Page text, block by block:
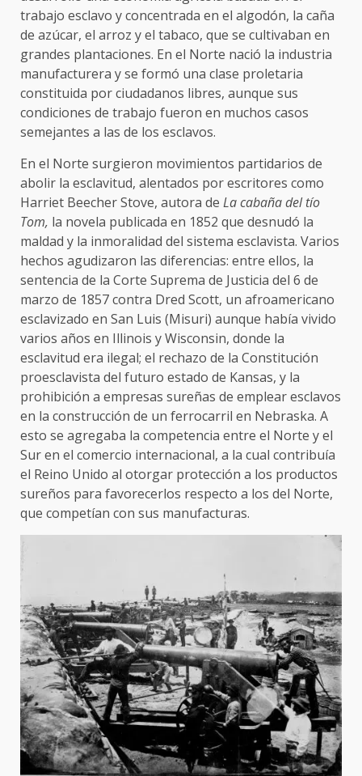
trabajo esclavo y concentrada en el algodón, la caña
de azúcar, el arroz y el tabaco, que se cultivaban en
grandes plantaciones. En el Norte nació la industria
manufacturera y se formó una clase proletaria
constituida por ciudadanos libres, aunque sus
condiciones de trabajo fueron en muchos casos
semejantes a las de los esclavos.
En el Norte surgieron movimientos partidarios de
abolir la esclavitud, alentados por escritores como
Harriet Beecher Stove, autora de La cabaña del tío
Tom, la novela publicada en 1852 que desnudó la
maldad y la inmoralidad del sistema esclavista. Varios
hechos agudizaron las diferencias: entre ellos, la
sentencia de la Corte Suprema de Justicia del 6 de
marzo de 1857 contra Dred Scott, un afroamericano
esclavizado en San Luis (Misuri) aunque había vivido
varios años en Illinois y Wisconsin, donde la
esclavitud era ilegal; el rechazo de la Constitución
proesclavista del futuro estado de Kansas, y la
prohibición a empresas sureñas de emplear esclavos
en la construcción de un ferrocarril en Nebraska. A
esto se agregaba la competencia entre el Norte y el
Sur en el comercio internacional, a la cual contribuía
el Reino Unido al otorgar protección a los productos
sureños para favorecerlos respecto a los del Norte,
que competían con sus manufacturas.